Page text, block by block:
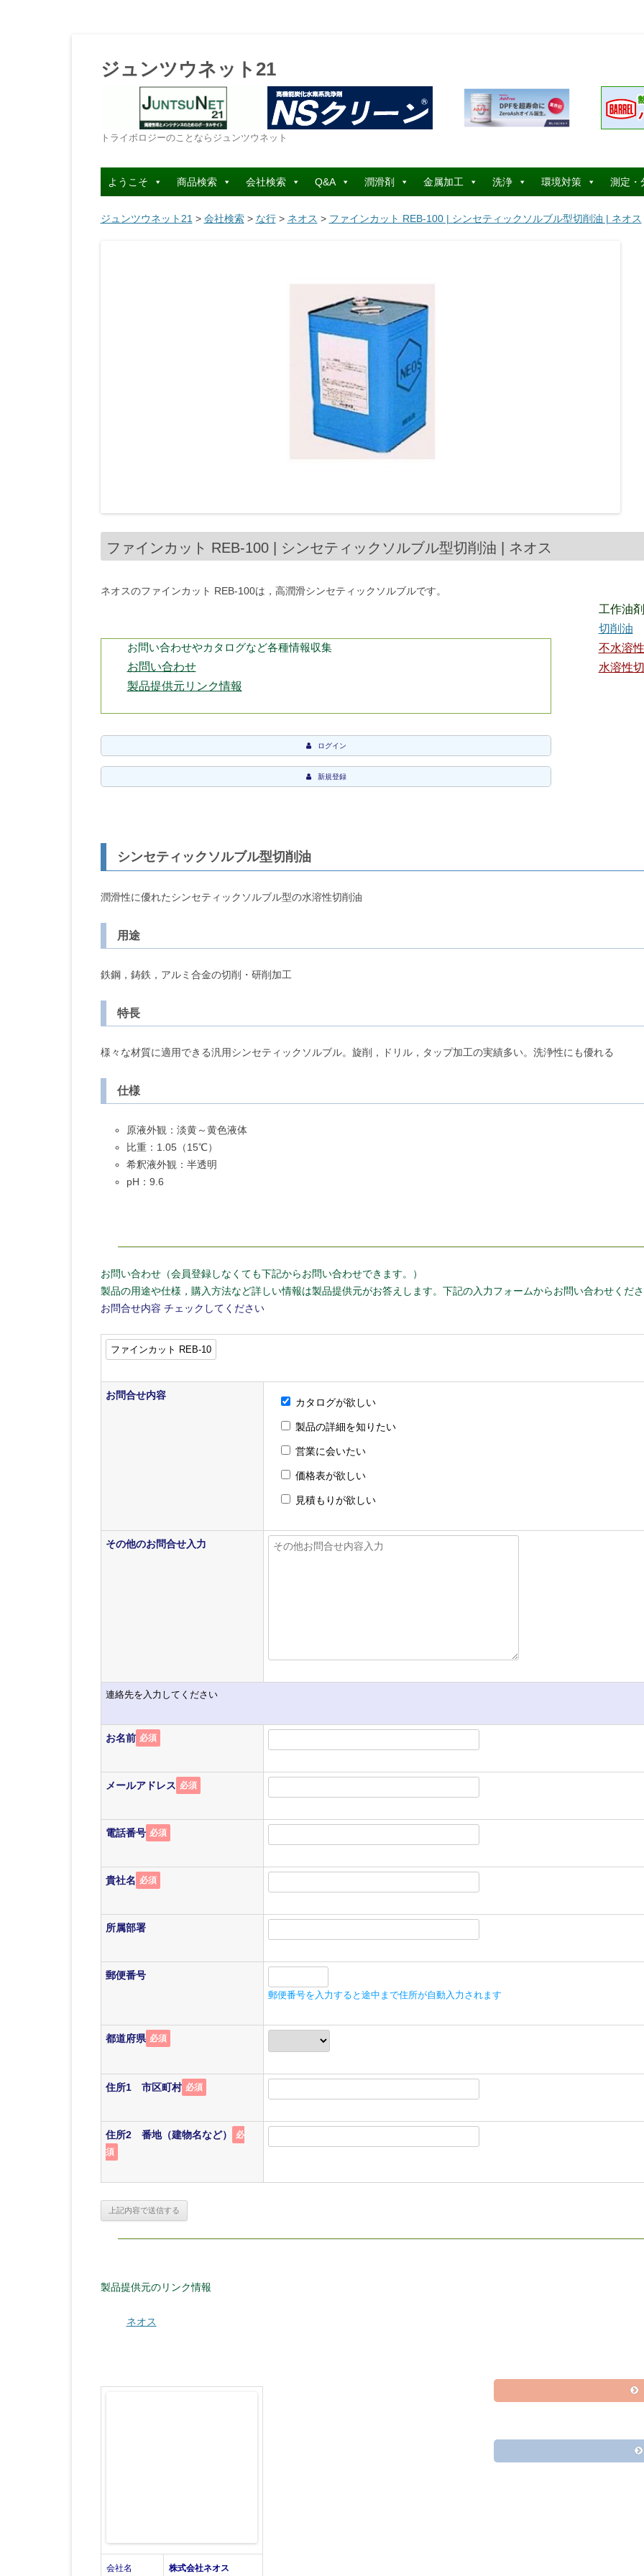
ジュンツウネット21
トライボロジーのことならジュンツウネット
コ
ン
テ
ン
へ
ようこそ 商品検索 会社検索 Q&A 潤滑剤 金属加工 洗浄 環境対策 測定・
ジュンツウネット21 > 会社検索> な行> ネオス > ファインカット REB-100 | シンセティックソルブル型切削油 | ネオス
ファインカット REB-100 | シンセティックソルブル型切削油 | ネオス
ネオスのファインカット REB-100は，高潤滑シンセティックソルブルです。
お問い合わせやカタログなど各種情報収集
お問い合わせ
製品提供元リンク情報
ログイン
新規登録
工作油剤
切削油
不水溶
水溶性
シンセティックソルブル型切削油
潤滑性に優れたシンセティックソルブル型の水溶性切削油
用途
鉄鋼，鋳鉄，アルミ合金の切削・研削加工
特長
様々な材質に適用できる汎用シンセティックソルブル。旋削，ドリル，タップ加工の実績多い。洗浄性にも優れる
仕様
原液外観：淡黄～黄色液体
比重：1.05（15℃）
希釈液外観：半透明
pH：9.6
お問い合わせ（会員登録しなくても下記からお問い合わせできます。）
製品の用途や仕様，購入方法など詳しい情報は製品提供元がお答えします。下記の入力フォームからお問い合わせくだ
お問合せ内容 チェックしてください
お問合せ内容
カタログが欲しい
製品の詳細を知りたい
営業に会いたい
価格表が欲しい
見積もりが欲しい
その他のお問合せ入力
連絡先を入力してください
お名前 必須
メールアドレス 必須
電話番号 必須
貴社名 必須
所属部署
郵便番号
郵便番号を入力すると途中まで住所が自動入力されます
都道府県 必須
住所1 市区町村 必須
住所2 番地（建物名など）
必
須
製品提供元のリンク情報
ネオス
会社名 株式会社ネオス